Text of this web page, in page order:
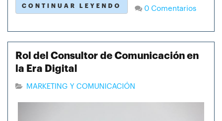
CONTINUAR LEYENDO 0 Comentarios
Rol del Consultor de Comunicación en
la Era Digital
MARKETING Y COMUNICACIÓN